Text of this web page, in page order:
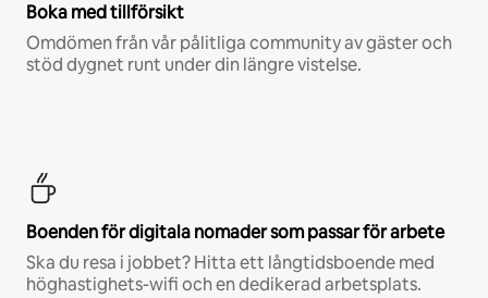
Boka med tillförsikt
Omdömen från vår pålitliga community av gäster och
stöd dygnet runt under din längre vistelse.
Boenden för digitala nomader som passar för arbete
Ska du resa i jobbet? Hitta ett långtidsboende med
höghastighets-wifi och en dedikerad arbetsplats.